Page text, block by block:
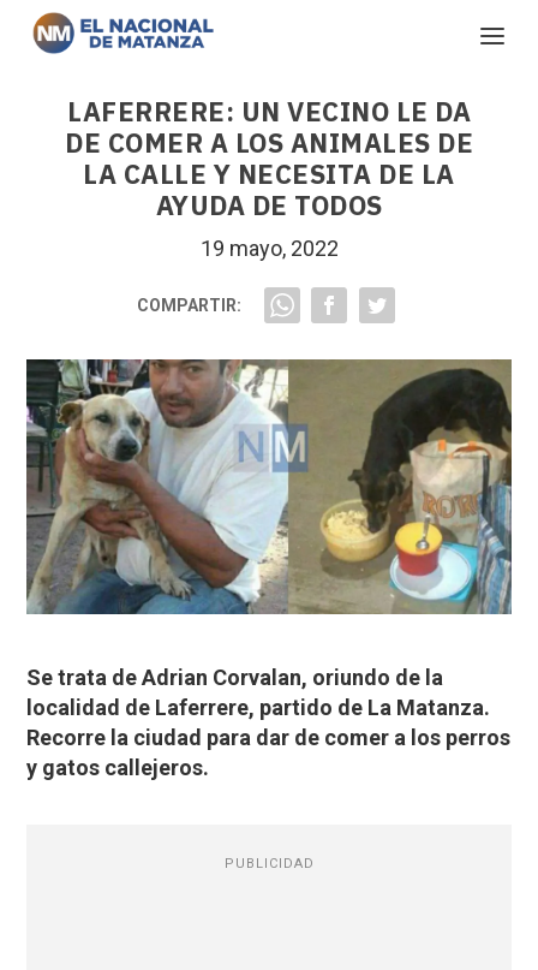
LAFERRERE: UN VECINO LE DA
DE COMER A LOS ANIMALES DE
LA CALLE Y NECESITA DE LA
AYUDA DE TODOS
19 mayo, 2022
COMPARTIR:
Se trata de Adrian Corvalan, oriundo de la
localidad de Laferrere, partido de La Matanza.
Recorre la ciudad para dar de comer a los perros
y gatos callejeros.
PUBLICIDAD